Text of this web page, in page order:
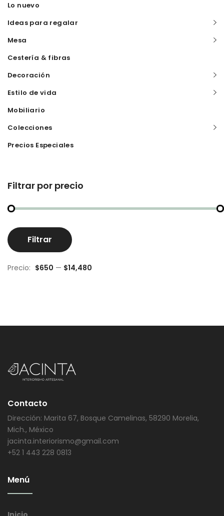
Lo nuevo
Ideas para regalar
Mesa
Cestería & fibras
Decoración
Estilo de vida
Mobiliario
Colecciones
Precios Especiales
Filtrar por precio
Filtrar
Precio: $650 — $14,480
Contacto
Dirección: Marita 67, Bosque Camelinas, 58290 Morelia,
Mich., México
jacinta.interiorismo@gmail.com
+52 1 443 228 0813
Menú